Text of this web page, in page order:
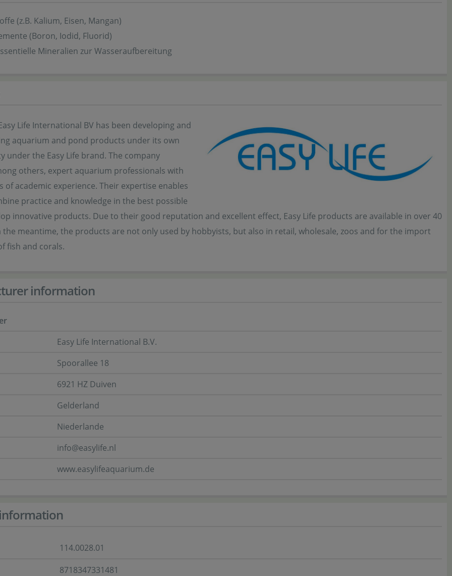
(z.B. Kalium, Eisen, Mangan)
(Boron, Iodid, Fluorid)
Mineralien zur Wasseraufbereitung
Life International BV has been developing and
aquarium and pond products under its own
under the Easy Life brand. The company
others, expert aquarium professionals with
of academic experience. Their expertise enables
practice and knowledge in the best possible
innovative products. Due to their good reputation and excellent effect, Easy Life products are available in over 40
the meantime, the products are not only used by hobbyists, but also in retail, wholesale, zoos and for the import
fish and corals.
information
Easy Life International B.V.
Spoorallee 18
6921 HZ Duiven
Gelderland
Niederlande
info@easylife.nl
www.easylifeaquarium.de
114.0028.01
8718347331481